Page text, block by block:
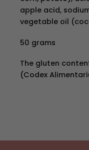
apple acid,
vegetable oil
50 grams
The gluten
(Codex